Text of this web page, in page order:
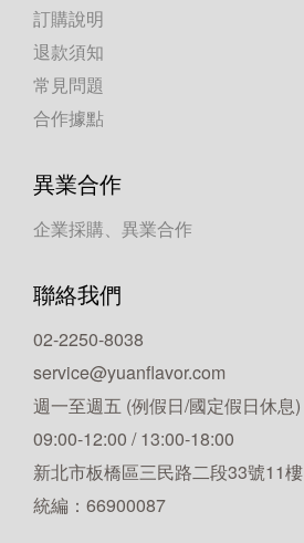
訂購說明
退款須知
常見問題
合作據點
異業合作
企業採購、異業合作
聯絡我們
02-2250-8038
service@yuanflavor.com
週一至週五 (例假日/國定假日休息)
09:00-12:00 / 13:00-18:00
新北市板橋區三民路二段33號11樓
統編：66900087